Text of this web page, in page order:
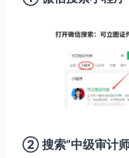
② 搜索”中级审计